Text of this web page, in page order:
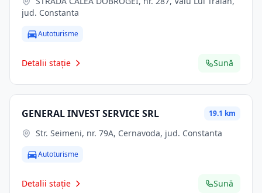
jud. Constanta
Autoturisme
Detalii stație Sună
GENERAL INVEST SERVICE SRL 19.1 km
Str. Seimeni, nr. 79A, Cernavoda, jud. Constanta
Autoturisme
Detalii stație Sună